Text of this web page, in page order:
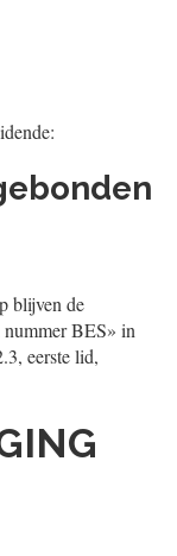
blijven de
BES» in
eerste lid,